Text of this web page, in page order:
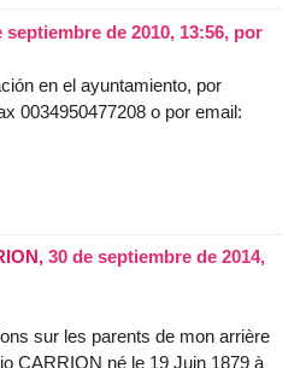
septiembre de 2010, 13:56, por
en el ayuntamiento, por
0034950477208 o por email:
30 de septiembre de 2014,
sur les parents de mon arrière
CARRION né le 19 Juin 1879 à